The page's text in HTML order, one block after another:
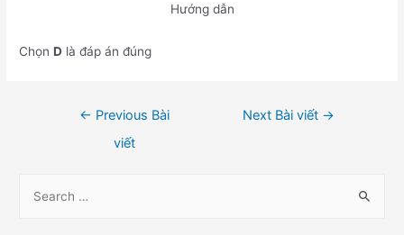
Hướng dẫn
ChọnD là đáp án đúng
← Previous Bài
viết
Next Bài viết →